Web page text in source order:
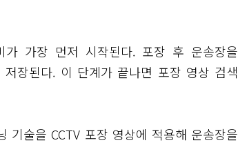
가 가장 먼저 시작된다. 포장 후 운송장을
장된다. 이 단계가 끝나면 포장 영상 검색
기술을 CCTV 포장 영상에 적용해 운송장을